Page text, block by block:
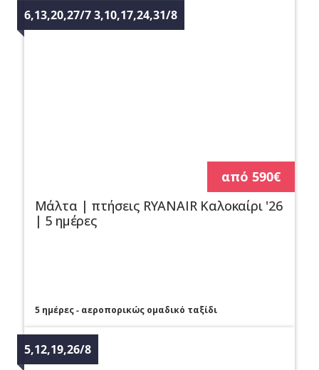
από 590€
6,13,20,27/7 3,10,17,24,31/8
Μάλτα | πτήσεις RYANAIR Καλοκαίρι '26
| 5 ημέρες
5 ημέρες - αεροπορικώς ομαδικό ταξίδι
5,12,19,26/8